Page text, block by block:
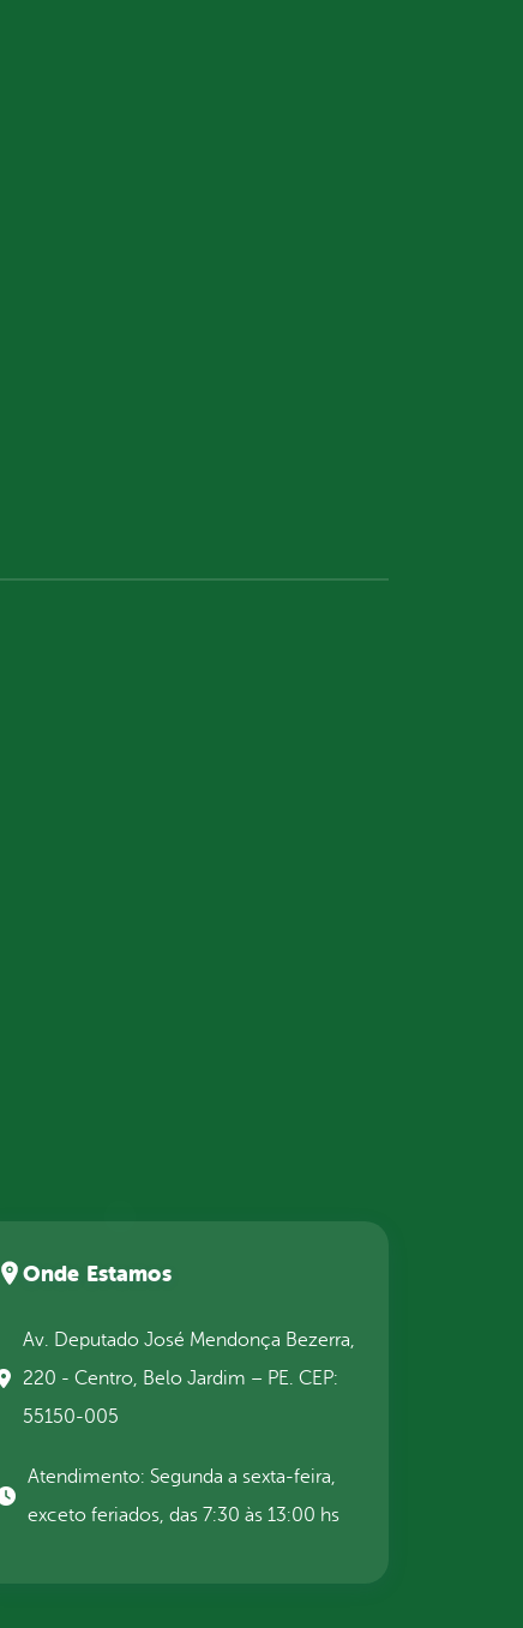
Onde Estamos
Av. Deputado José Mendonça Bezerra,
220 - Centro, Belo Jardim – PE. CEP:
55150-005
Atendimento: Segunda a sexta-feira,
exceto feriados, das 7:30 às 13:00 hs